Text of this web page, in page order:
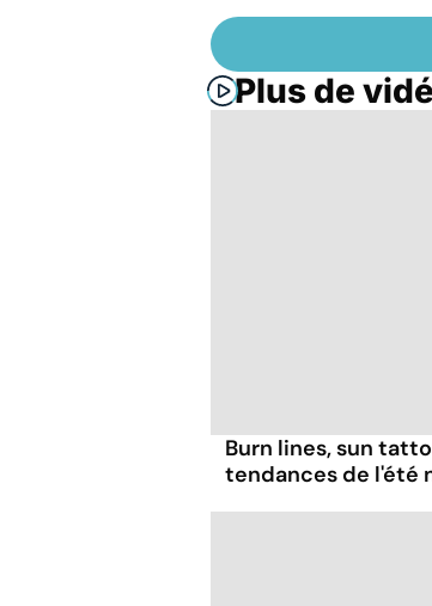
Plus de
Burn lines, sun
tendances de l'été